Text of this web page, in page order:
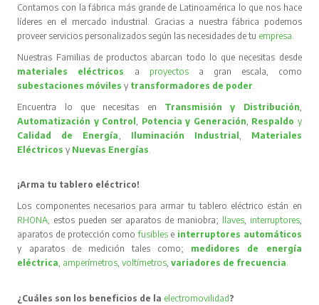
Contamos con la fábrica más grande de Latinoamérica lo que nos hace
líderes en el mercado industrial. Gracias a nuestra fábrica podemos
proveer servicios personalizados según las necesidades de tu empresa.
Nuestras Familias de productos abarcan todo lo que necesitas desde
materiales eléctricos
a proyectos
a gran escala, como
subestaciones móvilesy transformadores de poder.
Encuentra lo que necesitas en Transmisión y Distribución,
Automatización y Control, Potencia y Generación, Respaldo y
Calidad de Energía, Iluminación Industrial , Materiales
Eléctricos y Nuevas Energías.
¡Arma tu tablero eléctrico!
Los componentes necesarios para armar tu tablero eléctrico están en
RHONA, estos pueden ser aparatos de maniobra; llaves, interruptores,
aparatos de protección comofusibles e interruptores automáticos
y aparatos de medición tales como; medidores de energía
eléctrica, amperímetros,voltímetros,variadores de frecuencia.
¿Cuáles son los beneficios de la electromovilidad ?